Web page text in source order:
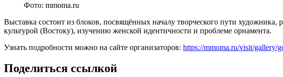
Фото: mmoma.ru
Выставка состоит из блоков, посвящённых началу творческого пути
культурой (Востоку), изучению женской идентичности и проблеме орнамента.
Узнать подробности можно на сайте организаторов: https://mmoma.ru/visit/gallery/
Поделиться ссылкой